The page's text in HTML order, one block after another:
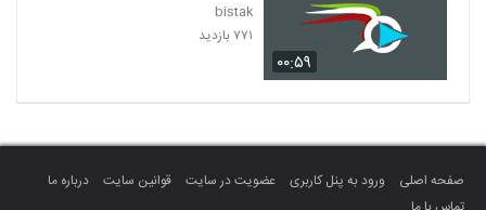
۰۰:۵۹
bistak
۷۷۱ بازدید
صفحه اصلی ورود به پنل کاربری عضویت در سایت قوانین سایت
درباره ما